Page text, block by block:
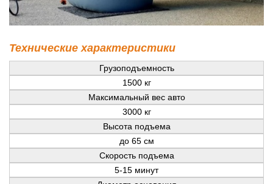
Технические характеристики
Грузоподъемность
1500 кг
Максимальный вес авто
3000 кг
Высота подъема
до 65 см
Скорость подъема
5-15 минут